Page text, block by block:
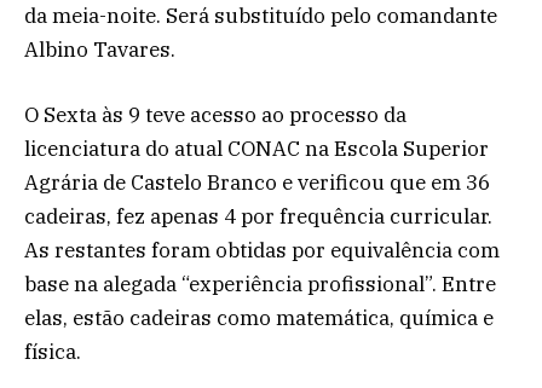
da meia-noite. Será substituído pelo comandante
Albino Tavares.
O Sexta às 9 teve acesso ao processo da
licenciatura do atual CONAC na Escola Superior
Agrária de Castelo Branco e verificou que em 36
cadeiras, fez apenas 4 por frequência curricular.
As restantes foram obtidas por equivalência com
base na alegada “experiência profissional”. Entre
elas, estão cadeiras como matemática, química e
física.